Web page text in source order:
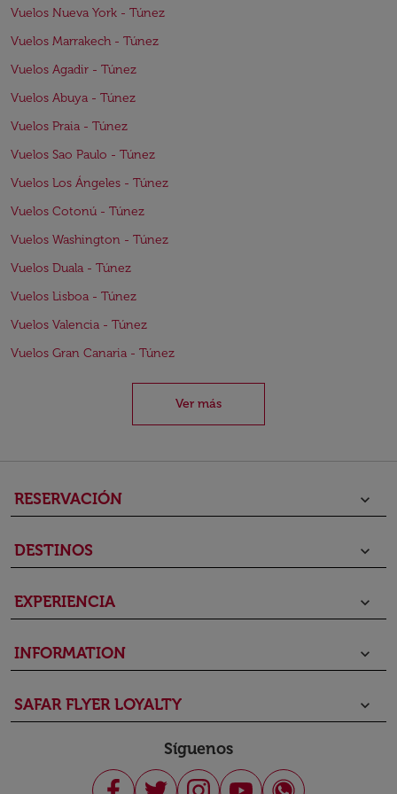
Vuelos Nueva York - Túnez
Vuelos Marrakech - Túnez
Vuelos Agadir - Túnez
Vuelos Abuya - Túnez
Vuelos Praia - Túnez
Vuelos Sao Paulo - Túnez
Vuelos Los Ángeles - Túnez
Vuelos Cotonú - Túnez
Vuelos Washington - Túnez
Vuelos Duala - Túnez
Vuelos Lisboa - Túnez
Vuelos Valencia - Túnez
Vuelos Gran Canaria - Túnez
Ver más
RESERVACIÓN keyboard_arrow_down
DESTINOS keyboard_arrow_down
EXPERIENCIA keyboard_arrow_down
INFORMATION keyboard_arrow_down
SAFAR FLYER LOYALTY keyboard_arrow_down
Síguenos